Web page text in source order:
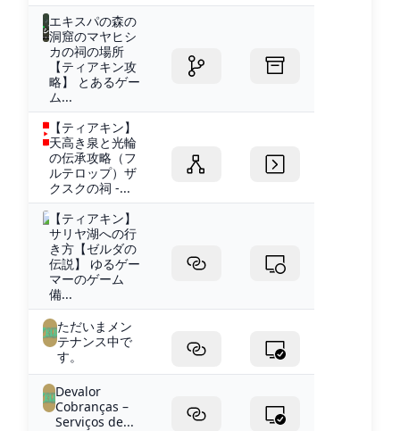
エキスパの森の
洞窟のマヤヒシ
カの祠の場所
【ティアキン攻
略】 とあるゲー
ム...
【ティアキン】
天高き泉と光輪
の伝承攻略（フ
ルテロップ）ザ
クスクの祠 -...
【ティアキン】
サリヤ湖への行
き方【ゼルダの
伝説】 ゆるゲー
マーのゲーム
備...
ただいまメン
テナンス中で
す。
Devalor
Cobranças –
Serviços de...